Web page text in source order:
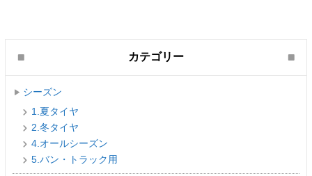
カテゴリー
シーズン
1.夏タイヤ
2.冬タイヤ
4.オールシーズン
5.バン・トラック用